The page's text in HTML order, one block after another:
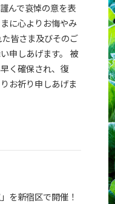
んで哀悼の意を表
に心よりお悔やみ
皆さま及びそのご
申しあげます。 被
く確保され、復
お祈り申しあげま
を新宿区で開催！